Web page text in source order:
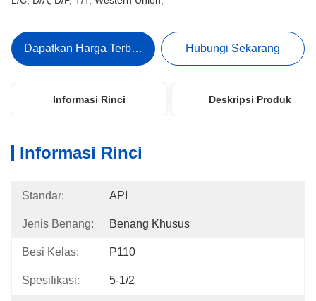
Dapatkan Harga Terbaik Hubungi Sekarang
Informasi Rinci Deskripsi Produk
Informasi Rinci
Standar: API
Jenis Benang: Benang Khusus
Besi Kelas: P110
Spesifikasi: 5-1/2